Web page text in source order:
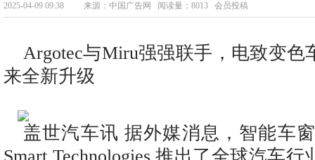
2025-04-09 09:38 来源：中国广告网 阅读量：8013 会员投稿
Argotec与Miru强强联手，电致变色
来全新升级
盖世汽车讯 据外媒消息，智能车